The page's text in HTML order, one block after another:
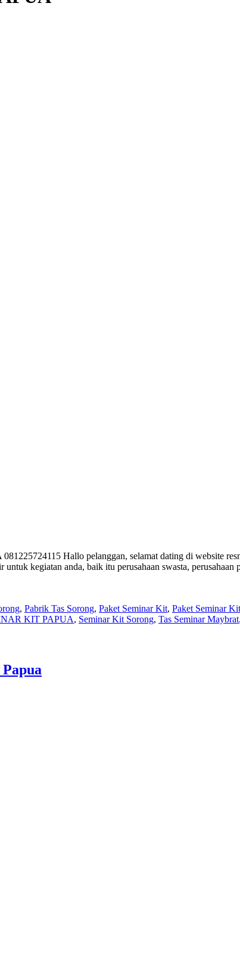
Hallo pelanggan, selamat dating di website
kegiatan anda, baik itu perusahaan swasta,
, Pabrik Tas Sorong, Paket Seminar Kit, Paket Seminar
KIT PAPUA, Seminar Kit Sorong, Tas Seminar Maybrat,